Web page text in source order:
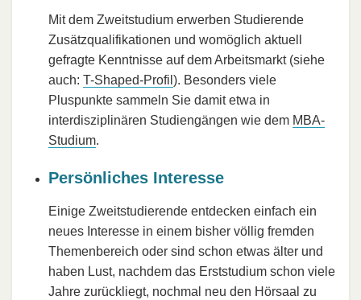
Mit dem Zweitstudium erwerben Studierende
Zusätzqualifikationen und womöglich aktuell
gefragte Kenntnisse auf dem Arbeitsmarkt (siehe
auch: T-Shaped-Profil ). Besonders viele
Pluspunkte sammeln Sie damit etwa in
interdisziplinären Studiengängen wie dem MBA-
Studium.
Persönliches Interesse
Einige Zweitstudierende entdecken einfach ein
neues Interesse in einem bisher völlig fremden
Themenbereich oder sind schon etwas älter und
haben Lust, nachdem das Erststudium schon viele
Jahre zurückliegt, nochmal neu den Hörsaal zu